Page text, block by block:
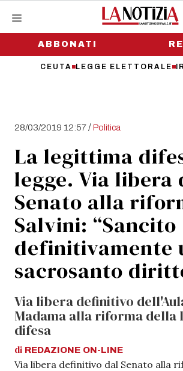
contenutoABBONATI
CEUTA LEGGE ELETTORALE
28/03/2019 12:57/Politica
La legittima
legge. Via libera
Senato alla
Salvini: “Sancito
definitivamente
sacrosanto
Via libera definitivo
Madama alla riforma della
difesa
di REDAZIONE ON-LINE
Via libera definitivo dal Senato alla